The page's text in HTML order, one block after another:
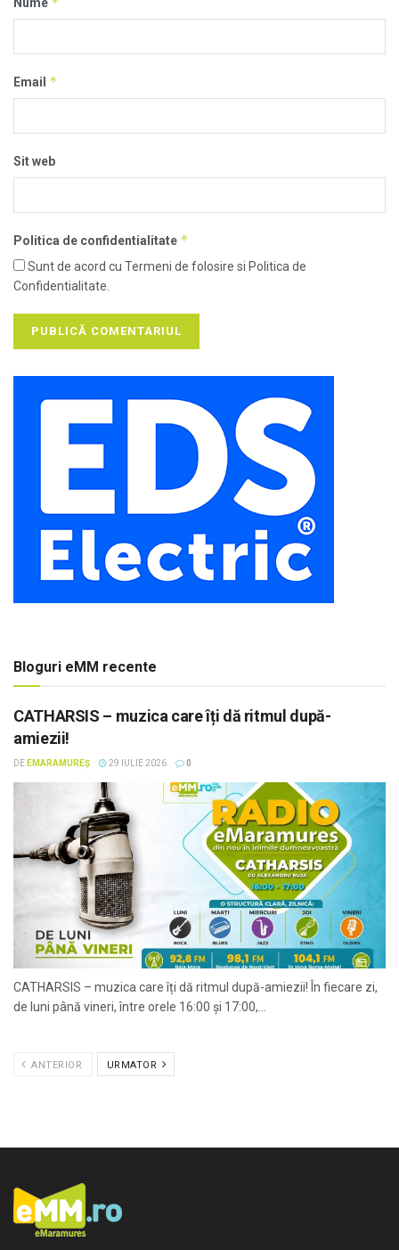
Email *
Sit web
Politica de confidentialitate *
Sunt de acord cu Termeni de folosire si Politica de
Confidentialitate.
Bloguri eMM recente
CATHARSIS – muzica care îți dă ritmul după-
amiezii!
DE EMARAMUREȘ 29 IULIE 2026 0
CATHARSIS – muzica care îți dă ritmul după-amiezii! În fiecare zi,
de luni până vineri, între orele 16:00 și 17:00,...
ANTERIOR URMATOR